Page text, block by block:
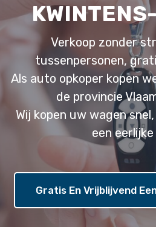
Verkoop zonder
tussenpersonen,
Als auto opkoper kopen
de provincie
Wij kopen uw wagen
een
Gratis En Vrijblijvend